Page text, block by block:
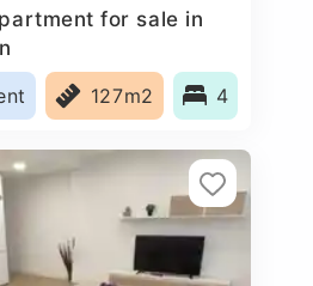
for sale in
127m2 4